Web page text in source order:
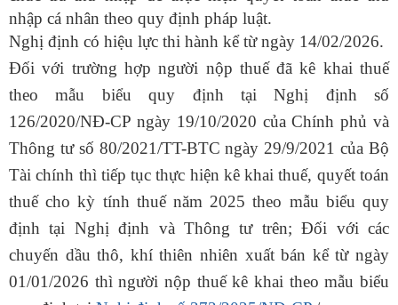
nhập cá nhân theo quy định pháp luật.
Nghị định có hiệu lực thi hành kể từ ngày 14/02/2026.
Đối với trường hợp người nộp thuế đã kê khai thuế
theo mẫu biểu quy định tại Nghị định số
126/2020/NĐ-CP ngày 19/10/2020 của Chính phủ và
Thông tư số 80/2021/TT-BTC ngày 29/9/2021 của Bộ
Tài chính thì tiếp tục thực hiện kê khai thuế, quyết toán
thuế cho kỳ tính thuế năm 2025 theo mẫu biểu quy
định tại Nghị định và Thông tư trên; Đối với các
chuyến dầu thô, khí thiên nhiên xuất bán kể từ ngày
01/01/2026 thì người nộp thuế kê khai theo mẫu biểu